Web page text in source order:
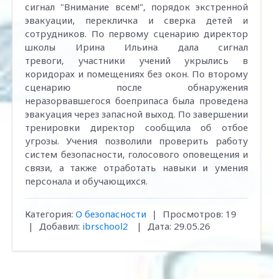
сигнал "Внимание всем!", порядок экстренной
эвакуации, перекличка и сверка детей и
сотрудников. По первому сценарию директор
школы Ирина Ильина дала сигнал
тревоги, участники учений укрылись в
коридорах и помещениях без окон. По второму
сценарию после обнаружения
неразорвавшегося боеприпаса была проведена
эвакуация через запасной выход. По завершении
тренировки директор сообщила об отбое
угрозы. Учения позволили проверить работу
систем безопасности, голосового оповещения и
связи, а также отработать навыки и умения
персонала и обучающихся.
Категория: О безопасности | Просмотров: 19
|
Добавил: ibrschool2 | Дата: 29.05.26